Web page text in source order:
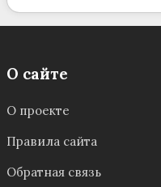
О сайте
О проекте
Правила сайта
Обратная связь